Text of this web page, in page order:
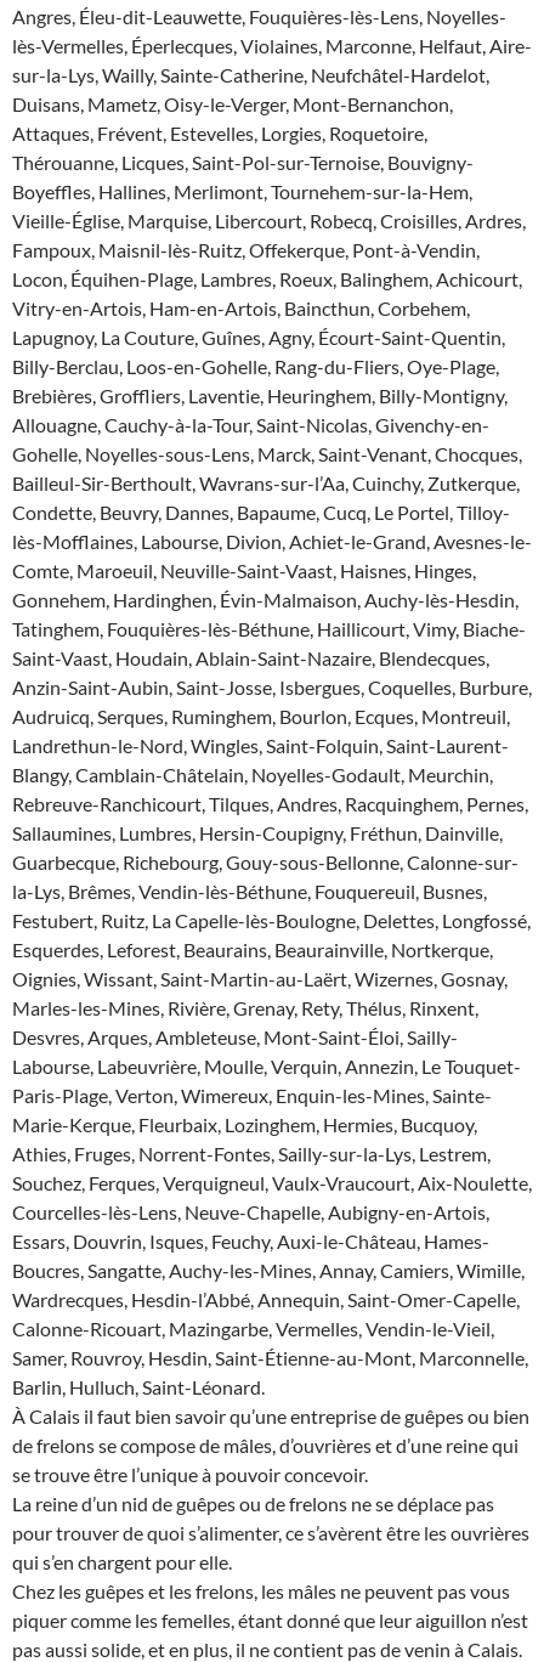
Angres, Éleu-dit-Leauwette, Fouquières-lès-Lens, Noyelles-
lès-Vermelles, Éperlecques, Violaines, Marconne, Helfaut, Aire-
sur-la-Lys, Wailly, Sainte-Catherine, Neufchâtel-Hardelot,
Duisans, Mametz, Oisy-le-Verger, Mont-Bernanchon,
Attaques, Frévent, Estevelles, Lorgies, Roquetoire,
Thérouanne, Licques, Saint-Pol-sur-Ternoise, Bouvigny-
Boyeffles, Hallines, Merlimont, Tournehem-sur-la-Hem,
Vieille-Église, Marquise, Libercourt, Robecq, Croisilles, Ardres,
Fampoux, Maisnil-lès-Ruitz, Offekerque, Pont-à-Vendin,
Locon, Équihen-Plage, Lambres, Roeux, Balinghem, Achicourt,
Vitry-en-Artois, Ham-en-Artois, Baincthun, Corbehem,
Lapugnoy, La Couture, Guînes, Agny, Écourt-Saint-Quentin,
Billy-Berclau, Loos-en-Gohelle, Rang-du-Fliers, Oye-Plage,
Brebières, Groffliers, Laventie, Heuringhem, Billy-Montigny,
Allouagne, Cauchy-à-la-Tour, Saint-Nicolas, Givenchy-en-
Gohelle, Noyelles-sous-Lens, Marck, Saint-Venant, Chocques,
Bailleul-Sir-Berthoult, Wavrans-sur-l’Aa, Cuinchy, Zutkerque,
Condette, Beuvry, Dannes, Bapaume, Cucq, Le Portel, Tilloy-
lès-Mofflaines, Labourse, Divion, Achiet-le-Grand, Avesnes-le-
Comte, Maroeuil, Neuville-Saint-Vaast, Haisnes, Hinges,
Gonnehem, Hardinghen, Évin-Malmaison, Auchy-lès-Hesdin,
Tatinghem, Fouquières-lès-Béthune, Haillicourt, Vimy, Biache-
Saint-Vaast, Houdain, Ablain-Saint-Nazaire, Blendecques,
Anzin-Saint-Aubin, Saint-Josse, Isbergues, Coquelles, Burbure,
Audruicq, Serques, Ruminghem, Bourlon, Ecques, Montreuil,
Landrethun-le-Nord, Wingles, Saint-Folquin, Saint-Laurent-
Blangy, Camblain-Châtelain, Noyelles-Godault, Meurchin,
Rebreuve-Ranchicourt, Tilques, Andres, Racquinghem, Pernes,
Sallaumines, Lumbres, Hersin-Coupigny, Fréthun, Dainville,
Guarbecque, Richebourg, Gouy-sous-Bellonne, Calonne-sur-
la-Lys, Brêmes, Vendin-lès-Béthune, Fouquereuil, Busnes,
Festubert, Ruitz, La Capelle-lès-Boulogne, Delettes, Longfossé,
Esquerdes, Leforest, Beaurains, Beaurainville, Nortkerque,
Oignies, Wissant, Saint-Martin-au-Laërt, Wizernes, Gosnay,
Marles-les-Mines, Rivière, Grenay, Rety, Thélus, Rinxent,
Desvres, Arques, Ambleteuse, Mont-Saint-Éloi, Sailly-
Labourse, Labeuvrière, Moulle, Verquin, Annezin, Le Touquet-
Paris-Plage, Verton, Wimereux, Enquin-les-Mines, Sainte-
Marie-Kerque, Fleurbaix, Lozinghem, Hermies, Bucquoy,
Athies, Fruges, Norrent-Fontes, Sailly-sur-la-Lys, Lestrem,
Souchez, Ferques, Verquigneul, Vaulx-Vraucourt, Aix-Noulette,
Courcelles-lès-Lens, Neuve-Chapelle, Aubigny-en-Artois,
Essars, Douvrin, Isques, Feuchy, Auxi-le-Château, Hames-
Boucres, Sangatte, Auchy-les-Mines, Annay, Camiers, Wimille,
Wardrecques, Hesdin-l’Abbé, Annequin, Saint-Omer-Capelle,
Calonne-Ricouart, Mazingarbe, Vermelles, Vendin-le-Vieil,
Samer, Rouvroy, Hesdin, Saint-Étienne-au-Mont, Marconnelle,
Barlin, Hulluch, Saint-Léonard.
À Calais il faut bien savoir qu’une entreprise de guêpes ou bien
de frelons se compose de mâles, d’ouvrières et d’une reine qui
se trouve être l’unique à pouvoir concevoir.
La reine d’un nid de guêpes ou de frelons ne se déplace pas
pour trouver de quoi s’alimenter, ce s’avèrent être les ouvrières
qui s’en chargent pour elle.
Chez les guêpes et les frelons, les mâles ne peuvent pas vous
piquer comme les femelles, étant donné que leur aiguillon n’est
pas aussi solide, et en plus, il ne contient pas de venin à Calais.